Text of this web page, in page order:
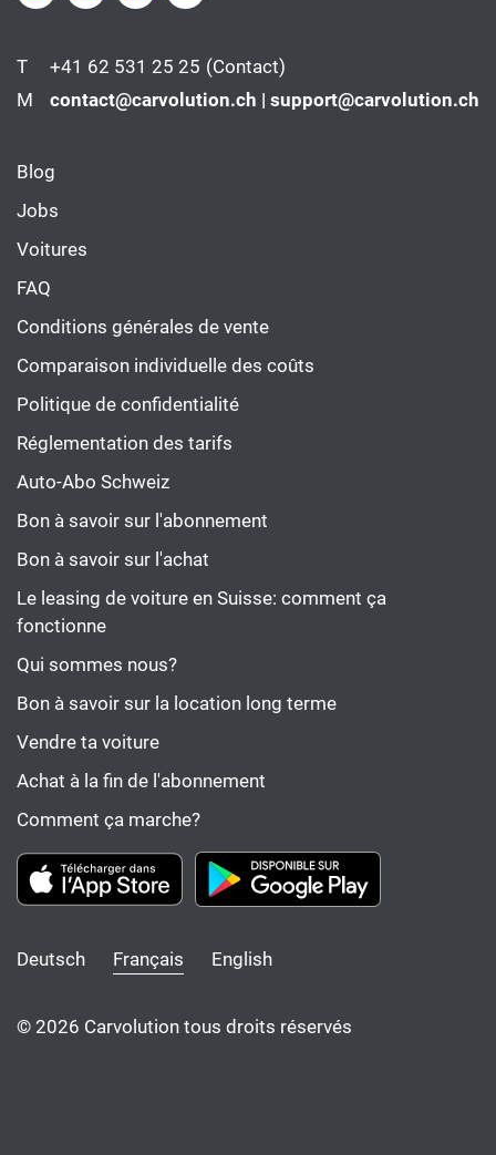
T +41 62 531 25 25 (Contact)
M
contact@carvolution.ch | support@carvolution.ch
Blog
Jobs
Voitures
FAQ
Conditions générales de vente
Comparaison individuelle des coûts
Politique de confidentialité
Réglementation des tarifs
Auto-Abo Schweiz
Bon à savoir sur l'abonnement
Bon à savoir sur l'achat
Le leasing de voiture en Suisse: comment ça
fonctionne
Qui sommes nous?
Bon à savoir sur la location long terme
Vendre ta voiture
Achat à la fin de l'abonnement
Comment ça marche?
Deutsch Français English
© 2026 Carvolution tous droits réservés